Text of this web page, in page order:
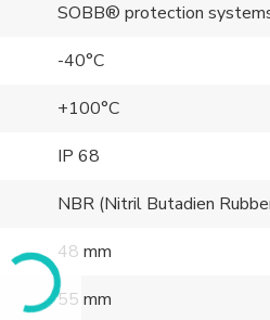
SOBB® protection
-40°C
+100°C
IP 68
NBR (Nitril Butadien
48 mm
55 mm